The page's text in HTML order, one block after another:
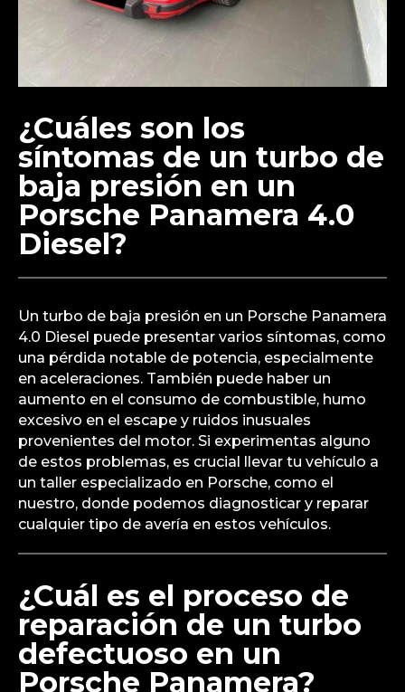
¿Cuáles son los
síntomas de un turbo de
baja presión en un
Porsche Panamera 4.0
Diesel?
Un turbo de baja presión en un Porsche Panamera
4.0 Diesel puede presentar varios síntomas, como
una pérdida notable de potencia, especialmente
en aceleraciones. También puede haber un
aumento en el consumo de combustible, humo
excesivo en el escape y ruidos inusuales
provenientes del motor. Si experimentas alguno
de estos problemas, es crucial llevar tu vehículo a
un taller especializado en Porsche, como el
nuestro, donde podemos diagnosticar y reparar
cualquier tipo de avería en estos vehículos.
¿Cuál es el proceso de
reparación de un turbo
defectuoso en un
Porsche Panamera?